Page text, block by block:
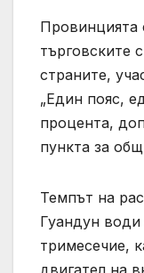
Провинцията
търговските
страните,
„Един пояс,
процента,
пункта за
Темпът на
Гуандун води
тримесечие,
двигател на